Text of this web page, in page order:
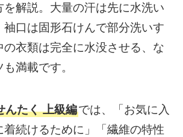
を解説。大量の汗は先に水洗い
袖口は固形石けんで部分洗いす
の衣類は完全に水没させる、な
満載です。
んたく 上級編では、「お気に入
着続けるために」「繊維の特性